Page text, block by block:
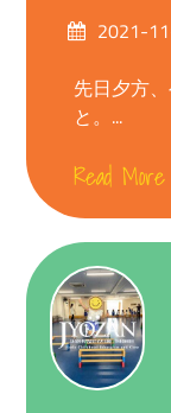
Posted2021-
先日夕方
と。...
Read More